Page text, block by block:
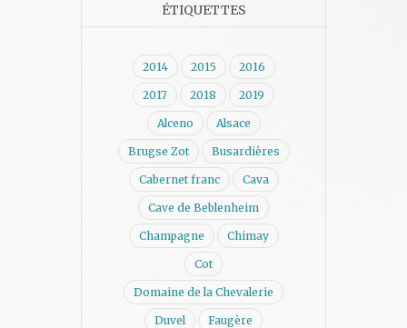
ÉTIQUETTES
2014 2015 2016
2017 2018 2019
Alceno Alsace
Brugse Zot Busardières
Cabernet franc Cava
Cave de Beblenheim
Champagne Chimay
Cot
Domaine de la Chevalerie
Duvel Faugère